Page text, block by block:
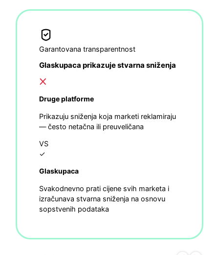
Garantovana transparentnost
Glaskupaca prikazuje stvarna sniženja
Druge platforme
Prikazuju sniženja koja marketi reklamiraju
— često netačna ili preuveličana
VS
✓
Glaskupaca
Svakodnevno prati cijene svih marketa i
izračunava stvarna sniženja na osnovu
sopstvenih podataka